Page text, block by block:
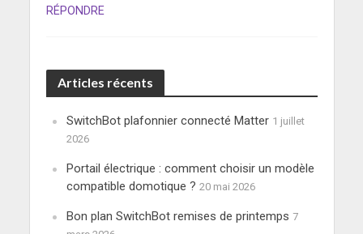
RÉPONDRE
Articles récents
SwitchBot plafonnier connecté Matter 1 juillet
2026
Portail électrique : comment choisir un modèle
compatible domotique ? 20 mai 2026
Bon plan SwitchBot remises de printemps 7